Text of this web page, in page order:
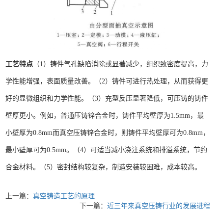
工艺特点 （1）铸件气孔缺陷消除或显著减少，组织致密度提高，力
学性能增强，表面质量改善。 （2）铸件可进行热处理，从而获得更
好的显微组织和力学性能。 （3）充型反压显著降低，可压铸的铸件
壁厚更小。例如，普通压铸锌合金时，铸件平均壁厚为1.5mm，最
小壁厚为0.8mm而真空压铸锌合金时，则铸件平均壁厚可为0.8mm，
最小壁厚可为0.5mm。 （4）可适当减小浇注系统和排溢系统，节约
合金材料。 （5）密封结构较复杂，制造安装较困难，成本较高。
上一篇：真空铸造工艺的原理
下一篇：近三年来真空压铸行业的发展进程